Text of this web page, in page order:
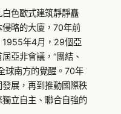
色歐式建筑靜靜矗
略的大廈，70年前
1955年4月，29個亞
亞非會議，“團結、
球南方的覺醒。70年
展，再到推動國際秩
立自主、聯合自強的